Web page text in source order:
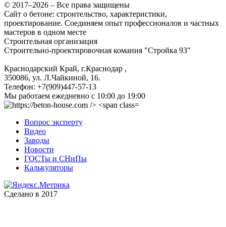
© 2017–2026 – Все права защищены
Сайт о бетоне: строительство, характеристики,
проектирование. Соединяем опыт профессионалов и частных
мастеров в одном месте
Строительная организация
Строительно-проектировочная комания "Стройка 93"
Краснодарский Край, г.Краснодар ,
350086, ул. Л.Чайкиной, 16.
Телефон: +7(909)447-57-13
Мы работаем ежедневно с 10:00 до 19:00
Вопрос эксперту
Видео
Заводы
Новости
ГОСТы и СНиПы
Калькуляторы
Сделано в 2017